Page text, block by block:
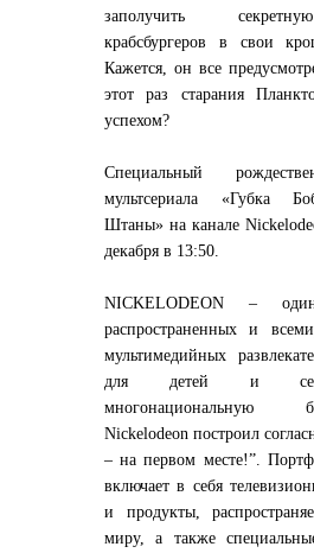
заполучить
крабсбургеров в свои
Кажется, он все
этот раз старания
успехом?
Специальный
мультсериала «Губка
Штаны» на канале
декабря в 13:50.
NICKELODEON –
распространенных и
мультимедийных
для детей и
многонациональную
Nickelodeon построил
– на первом месте!”.
включает в себя
и продукты,
миру, а также